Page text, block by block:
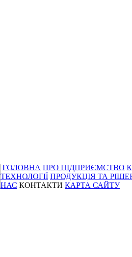
ГОЛОВНА ПРО ПІДПРИЄМСТВО
ТЕХНОЛОГІЇ ПРОДУКЦІЯ ТА
НАС КОНТАКТИ КАРТА САЙТУ